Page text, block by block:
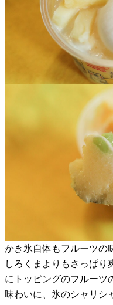
かき氷自体もフルーツの
しろくまよりもさっぱり
にトッピングのフルー
味わいに、氷のシャリシ